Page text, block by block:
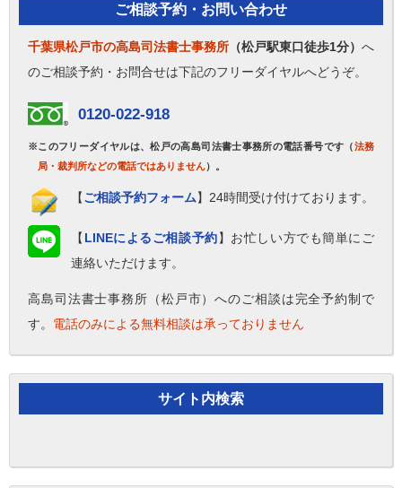
ご相談予約・お問い合わせ
千葉県松戸市の高島司法書士事務所 （松戸駅東口徒歩1分） へ
のご相談予約・お問合せは下記のフリーダイヤルへどうぞ。
0120-022-918
※このフリーダイヤルは、松戸の高島司法書士事務所の電話番号です（法務
局・裁判所などの電話ではありません）。
【ご相談予約フォーム】24時間受け付けております。
【 LINEによるご相談予約】お忙しい方でも簡単にご
連絡いただけます。
高島司法書士事務所（松戸市）へのご相談は完全予約制で
す。 電話のみによる無料相談は承っておりません
サイト内検索